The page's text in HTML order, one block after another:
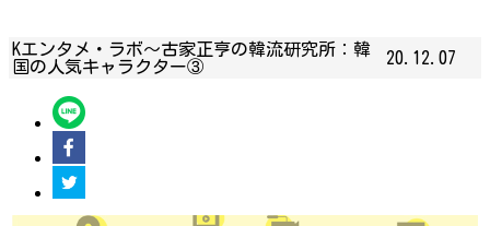
Kエンタメ・ラボ～古家正亨の韓流研究所：韓
国の人気キャラクター③
20.12.07